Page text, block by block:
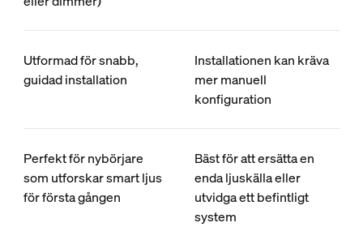
Utformad för snabb,
guidad installation
Installationen kan kräva
mer manuell
konfiguration
Perfekt för nybörjare
som utforskar smart ljus
för första gången
Bäst för att ersätta en
enda ljuskälla eller
utvidga ett befintligt
system